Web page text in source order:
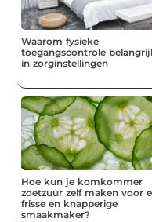
Waarom fysieke
toegangscontrole
in zorginstellingen
Hoe kun je komkommer
zoetzuur zelf maken voor
frisse en knapperige
smaakmaker?